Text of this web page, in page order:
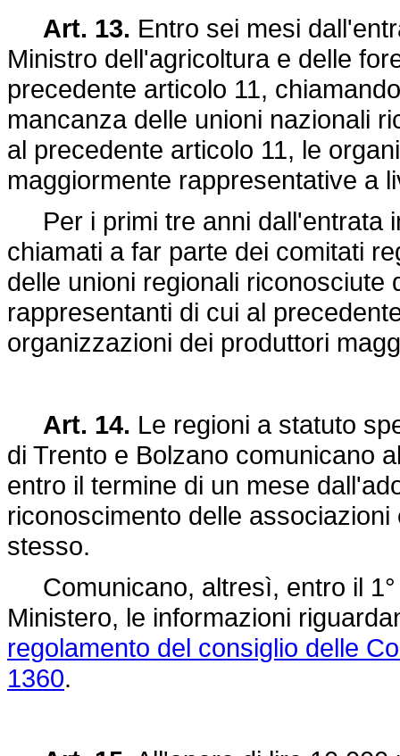
Art. 13. Entro sei mesi
Ministro dell'agricoltura e delle
precedente articolo 11,
mancanza delle unioni nazionali
al precedente articolo 11, le
maggiormente rappresentative a
Per i primi tre anni dall'entrata
chiamati a far parte dei comitati
delle unioni regionali
rappresentanti di cui al
organizzazioni dei produttori
Art. 14. Le regioni a statuto
di Trento e Bolzano comunicano
entro il termine di un mese
riconoscimento delle
stesso.
Comunicano, altresì, entro il 1°
Ministero, le informazioni
regolamento del consiglio delle
1360.